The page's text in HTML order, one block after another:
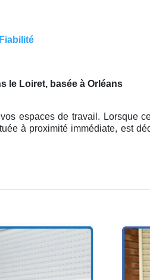
le Loiret, basée à Orléans
espaces de travail. Lorsque
à proximité immédiate, est